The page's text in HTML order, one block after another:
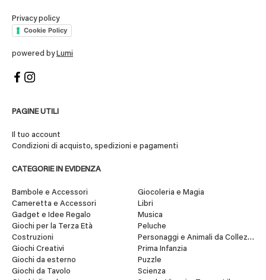
Privacy policy
Cookie Policy
powered by Lumi
PAGINE UTILI
Il tuo account
Condizioni di acquisto, spedizioni e pagamenti
CATEGORIE IN EVIDENZA
Bambole e Accessori
Cameretta e Accessori
Gadget e Idee Regalo
Giochi per la Terza Età
Costruzioni
Giochi Creativi
Giochi da esterno
Giochi da Tavolo
Giocoleria e Magia
Libri
Musica
Peluche
Personaggi e Animali da Collezione
Prima Infanzia
Puzzle
Scienza